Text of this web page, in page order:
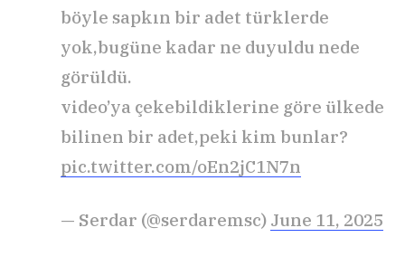
böyle sapkın bir adet türklerde
yok,bugüne kadar ne duyuldu nede
görüldü.
video’ya çekebildiklerine göre ülkede
bilinen bir adet,peki kim bunlar?
pic.twitter.com/oEn2jC1N7n
— Serdar (@serdaremsc) June 11, 2025